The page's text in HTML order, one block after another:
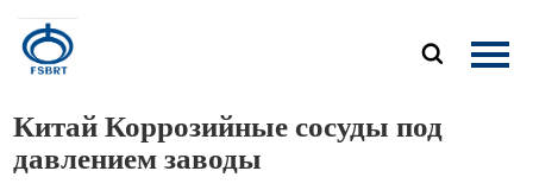

Главная
Китай Коррозийные сосуды под
давлением заводы